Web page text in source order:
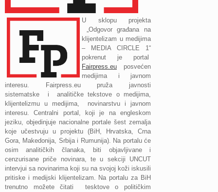
U sklopu projekta
„Odgovor građana na
klijentelizam u medijima
– MEDIA CIRCLE 1“
pokrenut je portal
Fairpress.eu posvećen
medijima i javnom
interesu. Fairpress.eu pruža javnosti
sistematske i analitičke tekstove o medijima,
klijentelizmu u medijima, novinarstvu i javnom
interesu. Centralni portal, koji je na engleskom
jeziku, objedinjuje nacionalne portale šest zemalja
koje učestvuju u projektu (BiH, Hrvatska, Crna
Gora, Makedonija, Srbija i Rumunija). Na portalu će
osim analitičkih članaka, biti objavljivane i
cenzurisane priče novinara, te u sekciji UNCUT
intervjui sa novinarima koji su na svojoj koži iskusili
pritiske i medijski klijentelizam. Na portalu za BiH
trenutno možete čitati tesktove o političkim